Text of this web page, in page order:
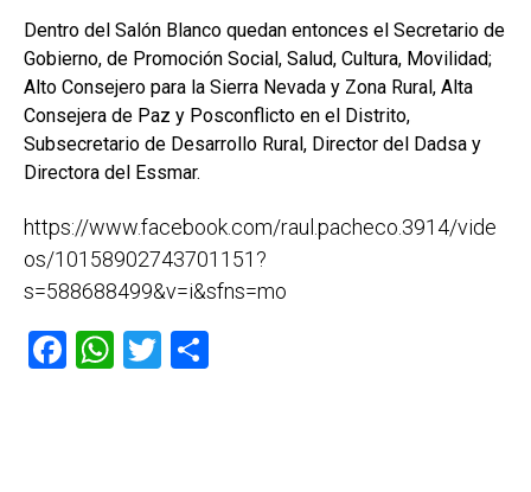
Dentro del Salón Blanco quedan entonces el Secretario de
Gobierno, de Promoción Social, Salud, Cultura, Movilidad;
Alto Consejero para la Sierra Nevada y Zona Rural, Alta
Consejera de Paz y Posconflicto en el Distrito,
Subsecretario de Desarrollo Rural, Director del Dadsa y
Directora del Essmar.
https://www.facebook.com/raul.pacheco.3914/vide
os/10158902743701151?
s=588688499&v=i&sfns=mo
F
W
T